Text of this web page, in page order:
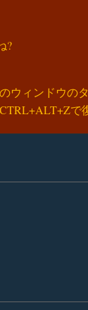
?
ウィンドウの
で